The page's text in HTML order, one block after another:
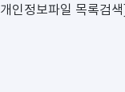
정보파일 목록검